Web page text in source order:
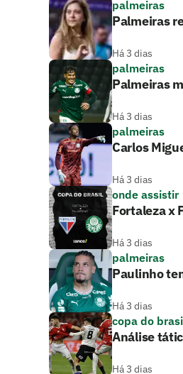
palmeiras
Palmeiras
Há 3 dias
palmeiras
Palmeiras
Há 3 dias
palmeiras
Carlos
Há 3 dias
onde assistir
Fortaleza x
Há 3 dias
palmeiras
Paulinho
Há 3 dias
copa do
Análise
Há 3 dias